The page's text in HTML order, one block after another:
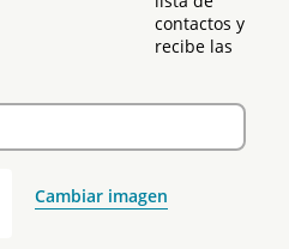
contactos y
recibe las
Cambiar imagen